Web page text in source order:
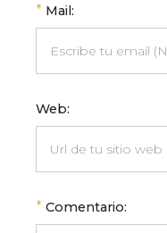
* Mail:
Web:
* Comentario: